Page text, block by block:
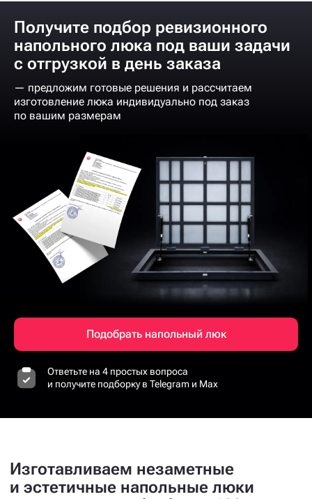
Получите подбор ревизионного
напольного люка под ваши задачи
с отгрузкой в день заказа
— предложим готовые решения и рассчитаем
изготовление люка индивидуально под заказ
по вашим размерам
Подобрать напольный люк
Ответьте на 4 простых вопроса
и получите подборку в Telegram и Max
Изготавливаем незаметные
и эстетичные напольные люки